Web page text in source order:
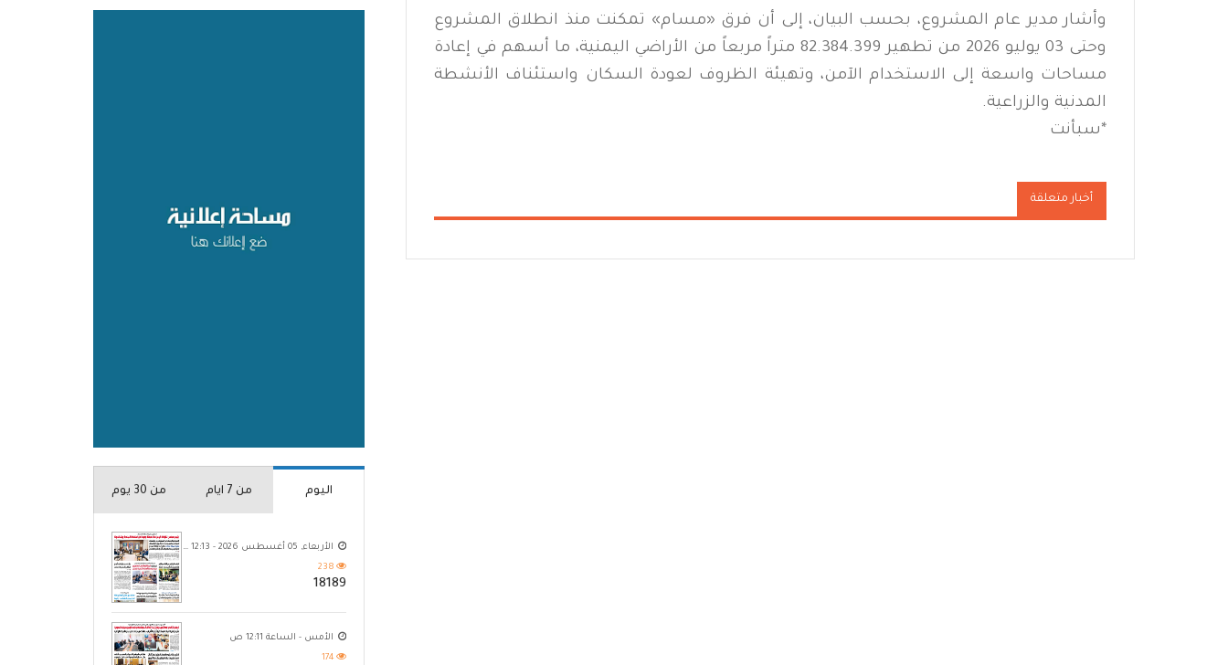
وأشار مدير عام المشروع، بحسب البيان، إلى أن فرق «مسام» تمكنت منذ انطلاق المشروع
وحتى 03 يوليو 2026 من تطهير 82.384.399 متراً مربعاً من الأراضي اليمنية، ما أسهم في إعادة
مساحات واسعة إلى الاستخدام الآمن، وتهيئة الظروف لعودة السكان واستئناف الأنشطة
المدنية والزراعية.
*سبأنت
أخبار متعلقة
اليوم من 7 ايام من 30 يوم
الأربعاء, 05 أغسطس 2026 - 12:13 ص
238
18189
الأمس - الساعة 12:11 ص
174